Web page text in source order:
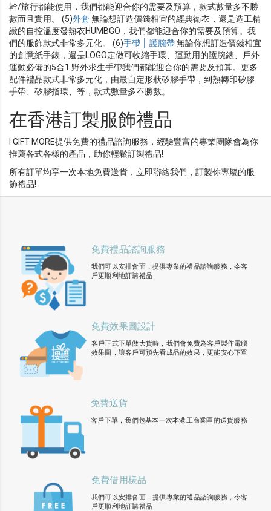
幹/旅行都能使用，我們都能迎合你的需要及預算，款式數量多不勝
數而且實用。 (5)外套 無論想訂造價錢相宜的經典衛衣，還是造工精
緻的自控溫度發熱衣HUMBGO，我們都能迎合你的需要及預算。我
們的服飾款式非常多元化。 (6)手帶 │ 護腕帶無論你想訂造價錢相宜
的創意紙手錶，還是LOGO定做可收縮手環、運動用的護腕錶、戶外
運動必備的5合1 野外求生手帶我們都能迎合你的需要及預算。更多
配件禮品款式非常多元化，由最自定形狀矽膠手帶，到熱轉印矽膠
手帶、矽膠指環、等，款式數量多不勝數。
在香港訂製服飾禮品
I GIFT MORE提供免費的禮品諮詢服務，經驗豐富的專業團隊會為你
推薦各式各樣的產品，助你輕鬆訂製禮品!
所有訂單均享一次本地免費送貨，立即聯絡我們，訂製你專屬的服
飾禮品!
免費禮品諮詢服務
我們可以安排會面，提供專業的禮品諮詢服務，令客
戶更順利地訂購禮品
免費效果圖設計
客戶正式下單做大貨時，我們會免費為客戶製作電腦
效果圖，讓客戶可預先看成品的效果，更能安心下單
免費送貨
客戶下單，我們包基本一次本港工商業區的送貨服務
免費借用樣品
我們可以安排會面，提供專業的禮品諮詢服務，令客
戶更順利地訂購禮品